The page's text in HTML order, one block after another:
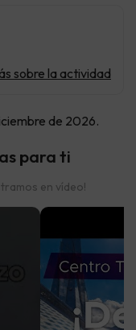
sobre la actividad
de 2026.
para ti
en vídeo!